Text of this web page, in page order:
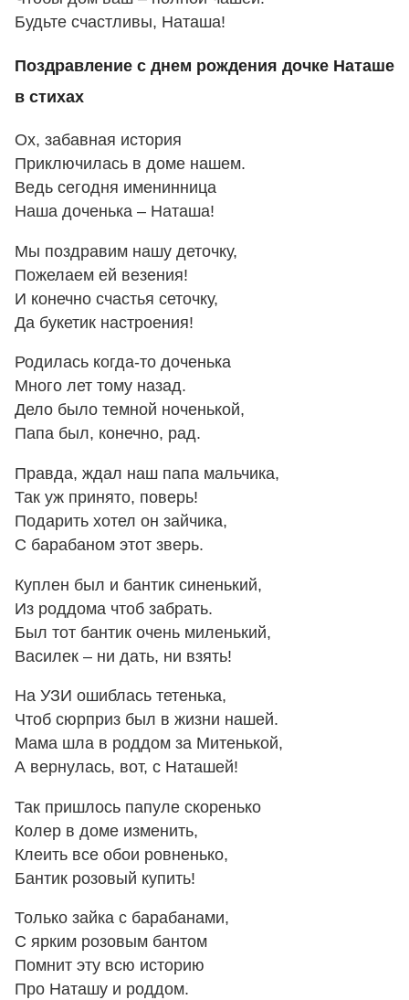
Будьте счастливы, Наташа!
Поздравление с днем рождения дочке Наташе
в стихах
Ох, забавная история
Приключилась в доме нашем.
Ведь сегодня именинница
Наша доченька – Наташа!
Мы поздравим нашу деточку,
Пожелаем ей везения!
И конечно счастья сеточку,
Да букетик настроения!
Родилась когда-то доченька
Много лет тому назад.
Дело было темной ноченькой,
Папа был, конечно, рад.
Правда, ждал наш папа мальчика,
Так уж принято, поверь!
Подарить хотел он зайчика,
С барабаном этот зверь.
Куплен был и бантик синенький,
Из роддома чтоб забрать.
Был тот бантик очень миленький,
Василек – ни дать, ни взять!
На УЗИ ошиблась тетенька,
Чтоб сюрприз был в жизни нашей.
Мама шла в роддом за Митенькой,
А вернулась, вот, с Наташей!
Так пришлось папуле скоренько
Колер в доме изменить,
Клеить все обои ровненько,
Бантик розовый купить!
Только зайка с барабанами,
С ярким розовым бантом
Помнит эту всю историю
Про Наташу и роддом.